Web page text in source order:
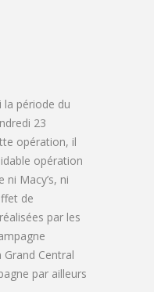
la période du
23
opération, il
opération
ni Macy’s, ni
de
par les
Central
par ailleurs